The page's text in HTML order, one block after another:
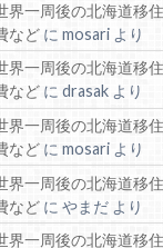
界一周後の北海道移
など にmosari より
界一周後の北海道移
など にdrasak より
界一周後の北海道移
など にmosari より
界一周後の北海道移
など にやまだ より
界一周後の北海道移